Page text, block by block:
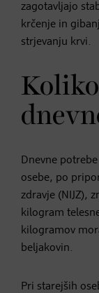
zagotavljajo
krčenje in
strjevanju krvi.
Dnevne
osebe, po
zdravje (NIJZ),
kilogram
kilogramov
beljakovin.
Pri starejših